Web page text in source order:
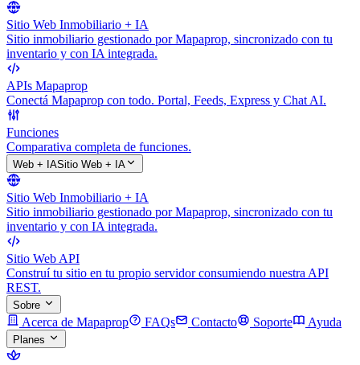
Sitio Web Inmobiliario + IA
Sitio inmobiliario gestionado por Mapaprop, sincronizado con tu
inventario y con IA integrada.
APIs Mapaprop
Conectá Mapaprop con todo. Portal, Feeds, Express y Chat AI.
Funciones
Comparativa completa de funciones.
Web + IASitio Web + IA
Sitio Web Inmobiliario + IA
Sitio inmobiliario gestionado por Mapaprop, sincronizado con tu
inventario y con IA integrada.
Sitio Web API
Construí tu sitio en tu propio servidor consumiendo nuestra API
REST.
Sobre
Acerca de Mapaprop FAQs Contacto Soporte Ayuda
Planes